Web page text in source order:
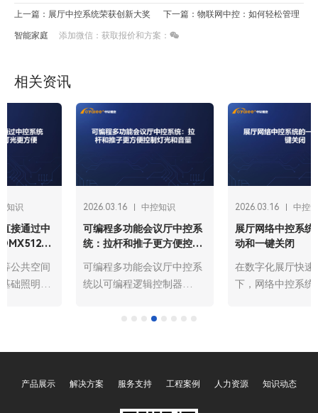
上一篇：展厅中控系统荣获创新大奖 下一篇：物联网中控：如何轻松管理
智能家庭 添加微信：获取报价和方案：
相关资讯
中控知识
展厅网络中控系统的一键启
动和一键关闭
在数字化展厅快速发展的当
下，网络中控系统已成为展
日常运营的全流程。这两项
动，将分散的声、光、电设
中控知识
可编程、多媒体、网络、智
能：四大中央控制系统主机
在物联网与数字化转型深度
融合的今天，中央控制系统
场景智能联动的关键职责。
络、智能四大类型的中央控
产品展示 解决方案 服务支持 工程案例 人力资源 知识动态